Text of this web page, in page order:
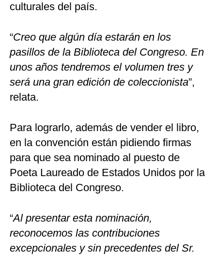
culturales del país.
“Creo que algún día estarán en los
pasillos de la Biblioteca del Congreso. En
unos años tendremos el volumen tres y
será una gran edición de coleccionista”,
relata.
Para lograrlo, además de vender el libro,
en la convención están pidiendo firmas
para que sea nominado al puesto de
Poeta Laureado de Estados Unidos por la
Biblioteca del Congreso.
“Al presentar esta nominación,
reconocemos las contribuciones
excepcionales y sin precedentes del Sr.